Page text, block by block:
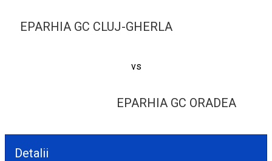
EPARHIA GC CLUJ-GHERLA
vs
EPARHIA GC ORADEA
Detalii